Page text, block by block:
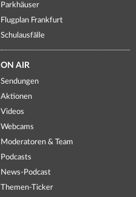
Parkhäuser
Flugplan Frankfurt
Schulausfälle
ON AIR
Sendungen
Aktionen
Videos
Webcams
Moderatoren & Team
Podcasts
News-Podcast
Themen-Ticker